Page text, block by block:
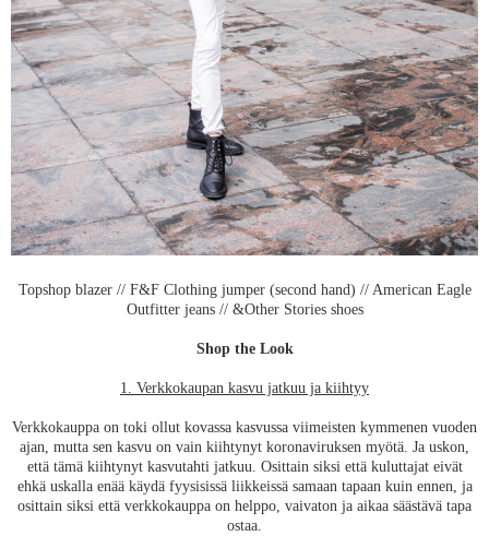
Topshop blazer // F&F Clothing jumper (second hand) // American Eagle
Outfitter jeans // &Other Stories shoes
Shop the Look
1. Verkkokaupan kasvu jatkuu ja kiihtyy
Verkkokauppa on toki ollut kovassa kasvussa viimeisten kymmenen vuoden
ajan, mutta sen kasvu on vain kiihtynyt koronaviruksen myötä. Ja uskon,
että tämä kiihtynyt kasvutahti jatkuu. Osittain siksi että kuluttajat eivät
ehkä uskalla enää käydä fyysisissä liikkeissä samaan tapaan kuin ennen, ja
osittain siksi että verkkokauppa on helppo, vaivaton ja aikaa säästävä tapa
ostaa.